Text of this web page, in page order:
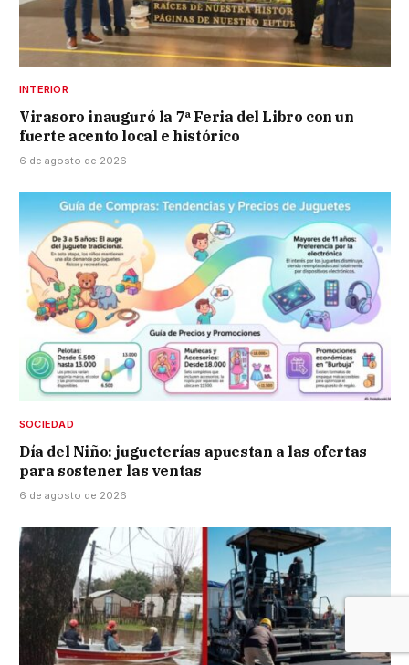
INTERIOR
Virasoro inauguró la 7ª Feria del Libro con un
fuerte acento local e histórico
6 de agosto de 2026
SOCIEDAD
Día del Niño: jugueterías apuestan a las ofertas
para sostener las ventas
6 de agosto de 2026